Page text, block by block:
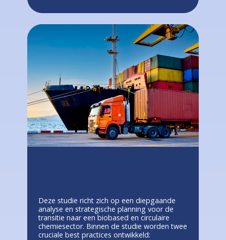
Deze studie richt zich op een diepgaande
analyse en strategische planning voor de
transitie naar een biobased en circulaire
chemiesector. Binnen de studie worden twee
cruciale best practices ontwikkeld: